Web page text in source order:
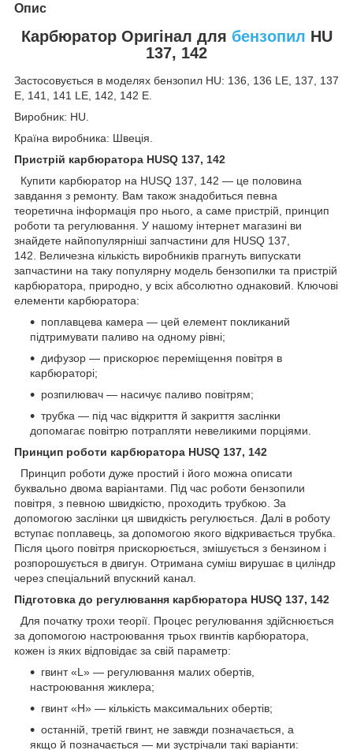
Опис
Карбюратор Оригінал для бензопил HU
137, 142
Застосовується в моделях бензопил HU: 136, 136 LE, 137, 137
E, 141, 141 LE, 142, 142 E.
Виробник: HU.
Країна виробника: Швеція.
Пристрій карбюратора HUSQ 137, 142
Купити карбюратор на HUSQ 137, 142 — це половина
завдання з ремонту. Вам також знадобиться певна
теоретична інформація про нього, а саме пристрій, принцип
роботи та регулювання. У нашому інтернет магазині ви
знайдете найпопулярніші запчастини для HUSQ 137,
142. Величезна кількість виробників прагнуть випускати
запчастини на таку популярну модель бензопилки та пристрій
карбюратора, природно, у всіх абсолютно однаковий. Ключові
елементи карбюратора:
поплавцева камера — цей елемент покликаний
підтримувати паливо на одному рівні;
дифузор — прискорює переміщення повітря в
карбюраторі;
розпилювач — насичує паливо повітрям;
трубка — під час відкриття й закриття заслінки
допомагає повітрю потрапляти невеликими порціями.
Принцип роботи карбюратора HUSQ 137, 142
Принцип роботи дуже простий і його можна описати
буквально двома варіантами. Під час роботи бензопили
повітря, з певною швидкістю, проходить трубкою. За
допомогою заслінки ця швидкість регулюється. Далі в роботу
вступає поплавець, за допомогою якого відкривається трубка.
Після цього повітря прискорюється, змішується з бензином і
розпорошується в двигун. Отримана суміш вирушає в циліндр
через спеціальний впускний канал.
Підготовка до регулювання карбюратора HUSQ 137, 142
Для початку трохи теорії. Процес регулювання здійснюється
за допомогою настроювання трьох гвинтів карбюратора,
кожен із яких відповідає за свій параметр:
гвинт «L» — регулювання малих обертів,
настроювання жиклера;
гвинт «H» — кількість максимальних обертів;
останній, третій гвинт, не завжди позначається, а
якщо й позначається — ми зустрічали такі варіанти: